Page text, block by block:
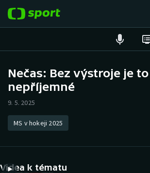
Hokej
Atletika
Nečas: Bez výstroje je to
nepříjemné
9. 5. 2025
MS v hokeji 2025
Videa k tématu